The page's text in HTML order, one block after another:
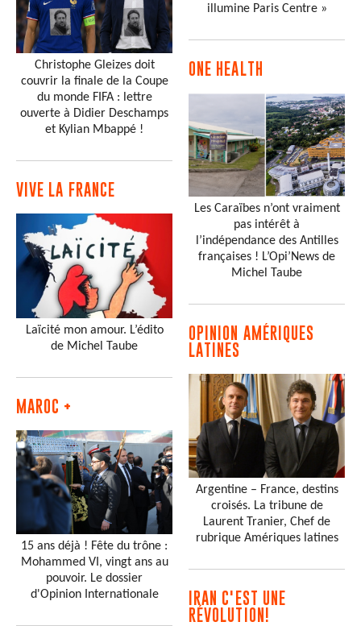
Christophe Gleizes doit
couvrir la finale de la Coupe
du monde FIFA : lettre
ouverte à Didier Deschamps
et Kylian Mbappé !
VIVE LA FRANCE
Laïcité mon amour. L’édito
de Michel Taube
MAROC +
15 ans déjà ! Fête du trône :
Mohammed VI, vingt ans au
pouvoir. Le dossier
d'Opinion Internationale
illumine Paris Centre »
ONE HEALTH
Les Caraïbes n’ont vraiment
pas intérêt à
l’indépendance des Antilles
françaises ! L’Opi’News de
Michel Taube
OPINION AMÉRIQUES
LATINES
Argentine – France, destins
croisés. La tribune de
Laurent Tranier, Chef de
rubrique Amériques latines
IRAN C'EST UNE
RÉVOLUTION!